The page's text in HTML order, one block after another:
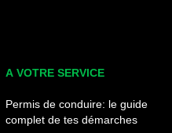
A VOTRE SERVICE
Permis de conduire: le guide
complet de tes démarches